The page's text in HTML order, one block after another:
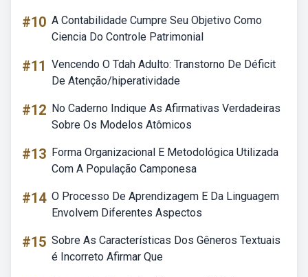
#10 A Contabilidade Cumpre Seu Objetivo Como
Ciencia Do Controle Patrimonial
#11 Vencendo O Tdah Adulto: Transtorno De Déficit
De Atenção/hiperatividade
#12 No Caderno Indique As Afirmativas Verdadeiras
Sobre Os Modelos Atômicos
#13 Forma Organizacional E Metodológica Utilizada
Com A População Camponesa
#14 O Processo De Aprendizagem E Da Linguagem
Envolvem Diferentes Aspectos
#15 Sobre As Características Dos Gêneros Textuais
é Incorreto Afirmar Que